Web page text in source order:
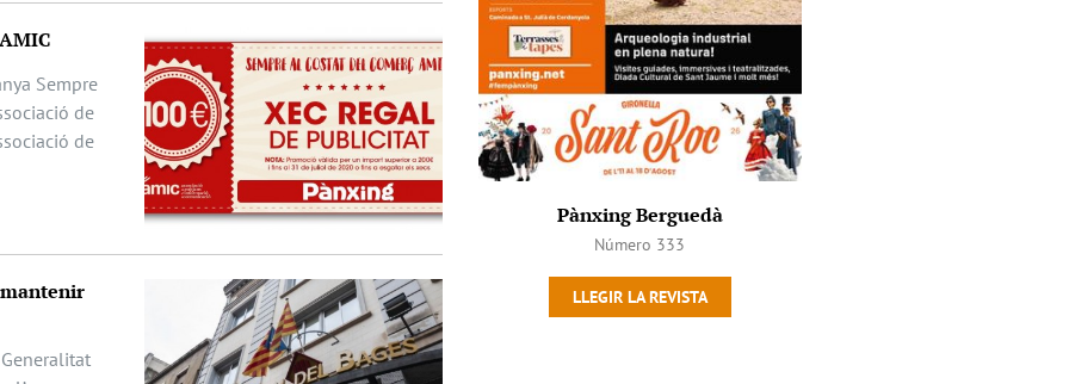
Sempre
de
de
Pànxing Berguedà
Número 333
LLEGIR LA REVISTA